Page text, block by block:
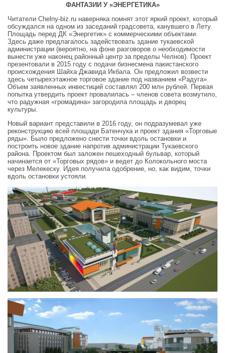
ФАНТАЗИИ У «ЭНЕРГЕТИКА»
Читатели Chelny-biz.ru наверняка помнят этот яркий проект, который
обсуждался на одном из заседаний градсовета, канувшего в Лету.
Площадь перед ДК «Энергетик» с коммерческими объектами.
Здесь даже предлагалось задействовать здание тукаевской
администрации (вероятно, на фоне разговоров о необходимости
вынести уже наконец районный центр за пределы Челнов). Проект
презентовали в 2015 году с подачи бизнесмена пакистанского
происхождения Шайха Джавида Икбала. Он предложил возвести
здесь четырехэтажное торговое здание под названием «Радуга».
Объем заявленных инвестиций составлял 200 млн рублей. Первая
попытка утвердить проект провалилась – членов совета возмутило,
что радужная «громадина» загородила площадь и дворец
культуры.
Новый вариант представили в 2016 году, он подразумевал уже
реконструкцию всей площади Батенчука и проект здания «Торговые
ряды». Было предложено снести точки вдоль остановки и
построить новое здание напротив администрации Тукаевского
района. Проектом был заложен пешеходный бульвар, который
начинается от «Торговых рядов» и ведет до Колокольного моста
через Мелекеску. Идея получила одобрение, но, как видим, точки
вдоль остановки устояли.